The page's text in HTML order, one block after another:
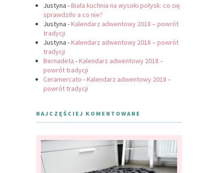
Justyna -Biała kuchnia na wysoki połysk: co się
sprawdziło a co nie?
Justyna -Kalendarz adwentowy 2018 – powrót
tradycji
Justyna -Kalendarz adwentowy 2018 – powrót
tradycji
Bernadeta -Kalendarz adwentowy 2018 –
powrót tradycji
Ceramercato -Kalendarz adwentowy 2018 –
powrót tradycji
NAJCZĘŚCIEJ KOMENTOWANE